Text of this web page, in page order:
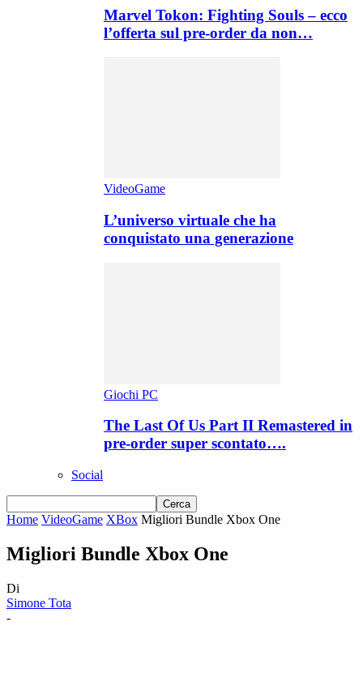
Marvel Tokon: Fighting Souls – ecco
l’offerta sul pre-order da non…
VideoGame
L’universo virtuale che ha
conquistato una generazione
Giochi PC
The Last Of Us Part II Remastered in
pre-order super scontato….
Social
Home VideoGame XBox Migliori Bundle Xbox One
Migliori Bundle Xbox One
Di
Simone Tota
-